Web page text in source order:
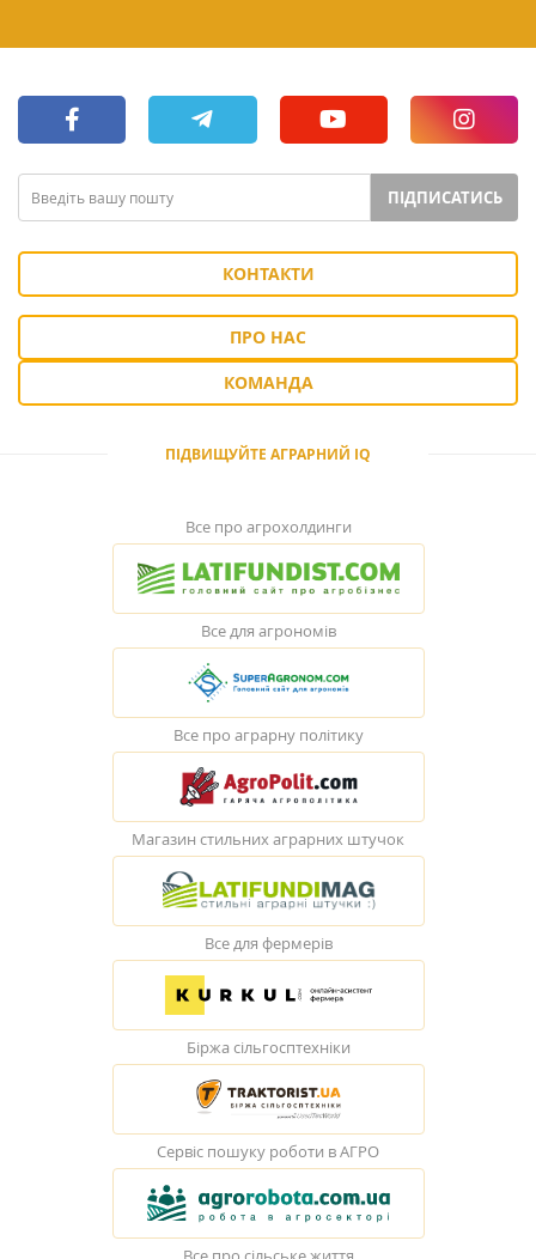
ПІДПИСАТИСЬ
КОНТАКТИ
ПРО НАС
КОМАНДА
ПІДВИЩУЙТЕ АГРАРНИЙ IQ
Все про агрохолдинги
Все для агрономів
Все про аграрну політику
Магазин стильних аграрних штучок
Все для фермерів
Біржа сільгосптехніки
Сервіс пошуку роботи в АГРО